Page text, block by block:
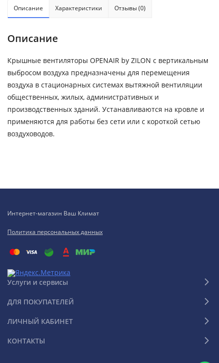
Описание Характеристики Отзывы (0)
Описание
Крышные вентиляторы OPENAIR by ZILON с вертикальным
выбросом воздуха предназначены для перемещения
воздуха в стационарных системах вытяжной вентиляции
общественных, жилых, административных и
производственных зданий. Устанавливаются на кровле и
применяются для работы без сети или с короткой сетью
воздуховодов.
Интернет-магазин Ваш Климат
Политика персональных данных
Услуги и сервисы
ДЛЯ ПОКУПАТЕЛЕЙ
ЛИЧНЫЙ КАБИНЕТ
КОНТАКТЫ